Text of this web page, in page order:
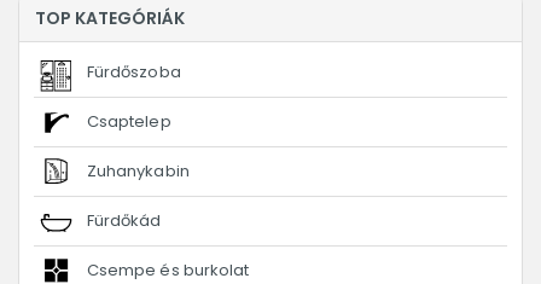
TOP KATEGÓRIÁK
Fürdőszoba
Csaptelep
Zuhanykabin
Fürdőkád
Csempe és burkolat